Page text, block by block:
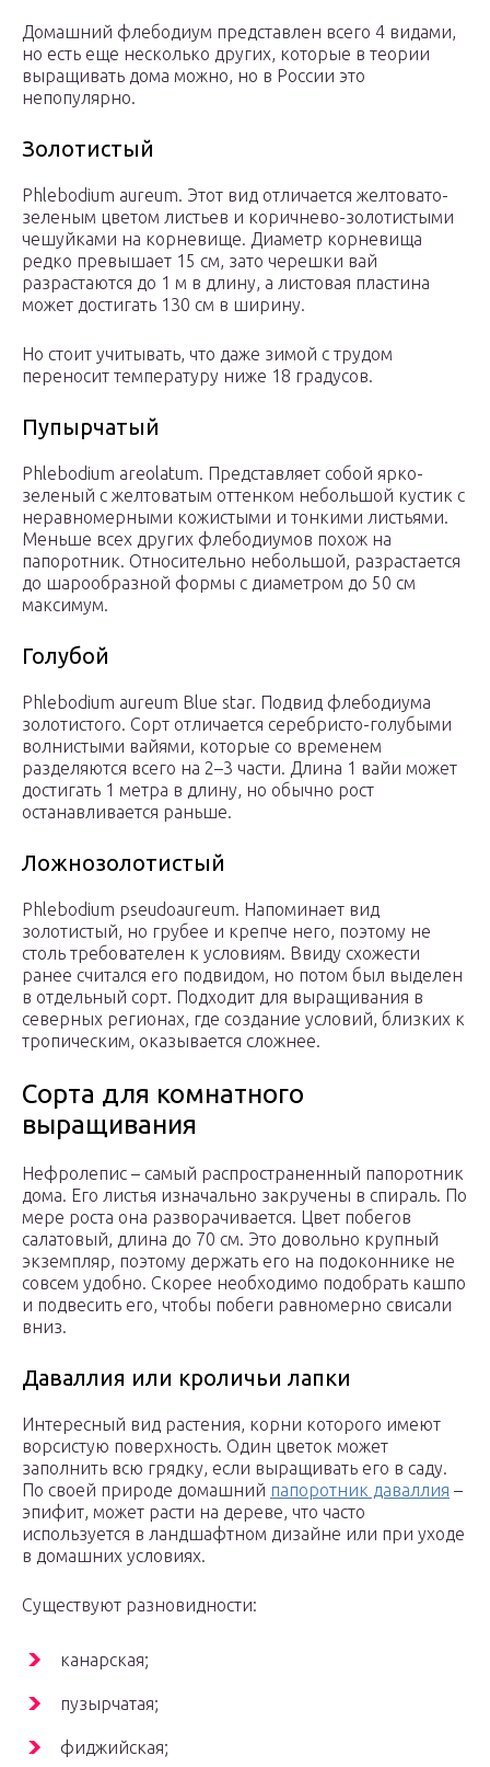
Домашний флебодиум представлен всего 4 видами,
но есть еще несколько других, которые в теории
выращивать дома можно, но в России это
непопулярно.
Золотистый
Phlebodium aureum. Этот вид отличается желтовато-
зеленым цветом листьев и коричнево-золотистыми
чешуйками на корневище. Диаметр корневища
редко превышает 15 см, зато черешки вай
разрастаются до 1 м в длину, а листовая пластина
может достигать 130 см в ширину.
Но стоит учитывать, что даже зимой с трудом
переносит температуру ниже 18 градусов.
Пупырчатый
Phlebodium areolatum. Представляет собой ярко-
зеленый с желтоватым оттенком небольшой кустик с
неравномерными кожистыми и тонкими листьями.
Меньше всех других флебодиумов похож на
папоротник. Относительно небольшой, разрастается
до шарообразной формы с диаметром до 50 см
максимум.
Голубой
Phlebodium aureum Blue star. Подвид флебодиума
золотистого. Сорт отличается серебристо-голубыми
волнистыми вайями, которые со временем
разделяются всего на 2–3 части. Длина 1 вайи может
достигать 1 метра в длину, но обычно рост
останавливается раньше.
Ложнозолотистый
Phlebodium pseudoaureum. Напоминает вид
золотистый, но грубее и крепче него, поэтому не
столь требователен к условиям. Ввиду схожести
ранее считался его подвидом, но потом был выделен
в отдельный сорт. Подходит для выращивания в
северных регионах, где создание условий, близких к
тропическим, оказывается сложнее.
Сорта для комнатного
выращивания
Нефролепис – самый распространенный папоротник
дома. Его листья изначально закручены в спираль. По
мере роста она разворачивается. Цвет побегов
салатовый, длина до 70 см. Это довольно крупный
экземпляр, поэтому держать его на подоконнике не
совсем удобно. Скорее необходимо подобрать кашпо
и подвесить его, чтобы побеги равномерно свисали
вниз.
Даваллия или кроличьи лапки
Интересный вид растения, корни которого имеют
ворсистую поверхность. Один цветок может
заполнить всю грядку, если выращивать его в саду.
По своей природе домашний папоротник даваллия –
эпифит, может расти на дереве, что часто
используется в ландшафтном дизайне или при уходе
в домашних условиях.
Существуют разновидности:
канарская;
пузырчатая;
фиджийская;